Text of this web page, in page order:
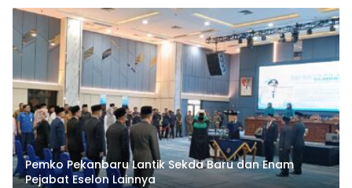
Pemko Pekanbaru Lantik Sekda Baru dan Enam
Pejabat Eselon Lainnya